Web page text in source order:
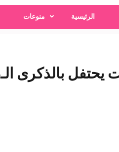
الرئيسية منوعات
أكتوبر- شبكة سبح الاخبارية